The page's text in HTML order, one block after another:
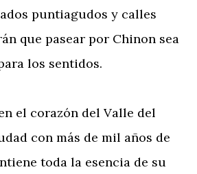
puntiagudos y calles
que pasear por Chinon sea
los sentidos.
el corazón del Valle del
con más de mil años de
toda la esencia de su